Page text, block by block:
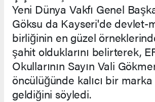
Yeni Dünya Vakfı Genel
Göksu da Kayseri'de devlet-
birliğinin en güzel
şahit olduklarını belirterek,
Okullarının Sayın Vali
öncülüğünde kalıcı bir
geldiğini söyledi.